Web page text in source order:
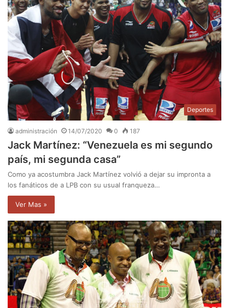
Deportes
administración 14/07/2020 0 187
Jack Martínez: “Venezuela es mi segundo
país, mi segunda casa”
Como ya acostumbra Jack Martínez volvió a dejar su impronta a
los fanáticos de a LPB con su usual franqueza…
Ver Mas »